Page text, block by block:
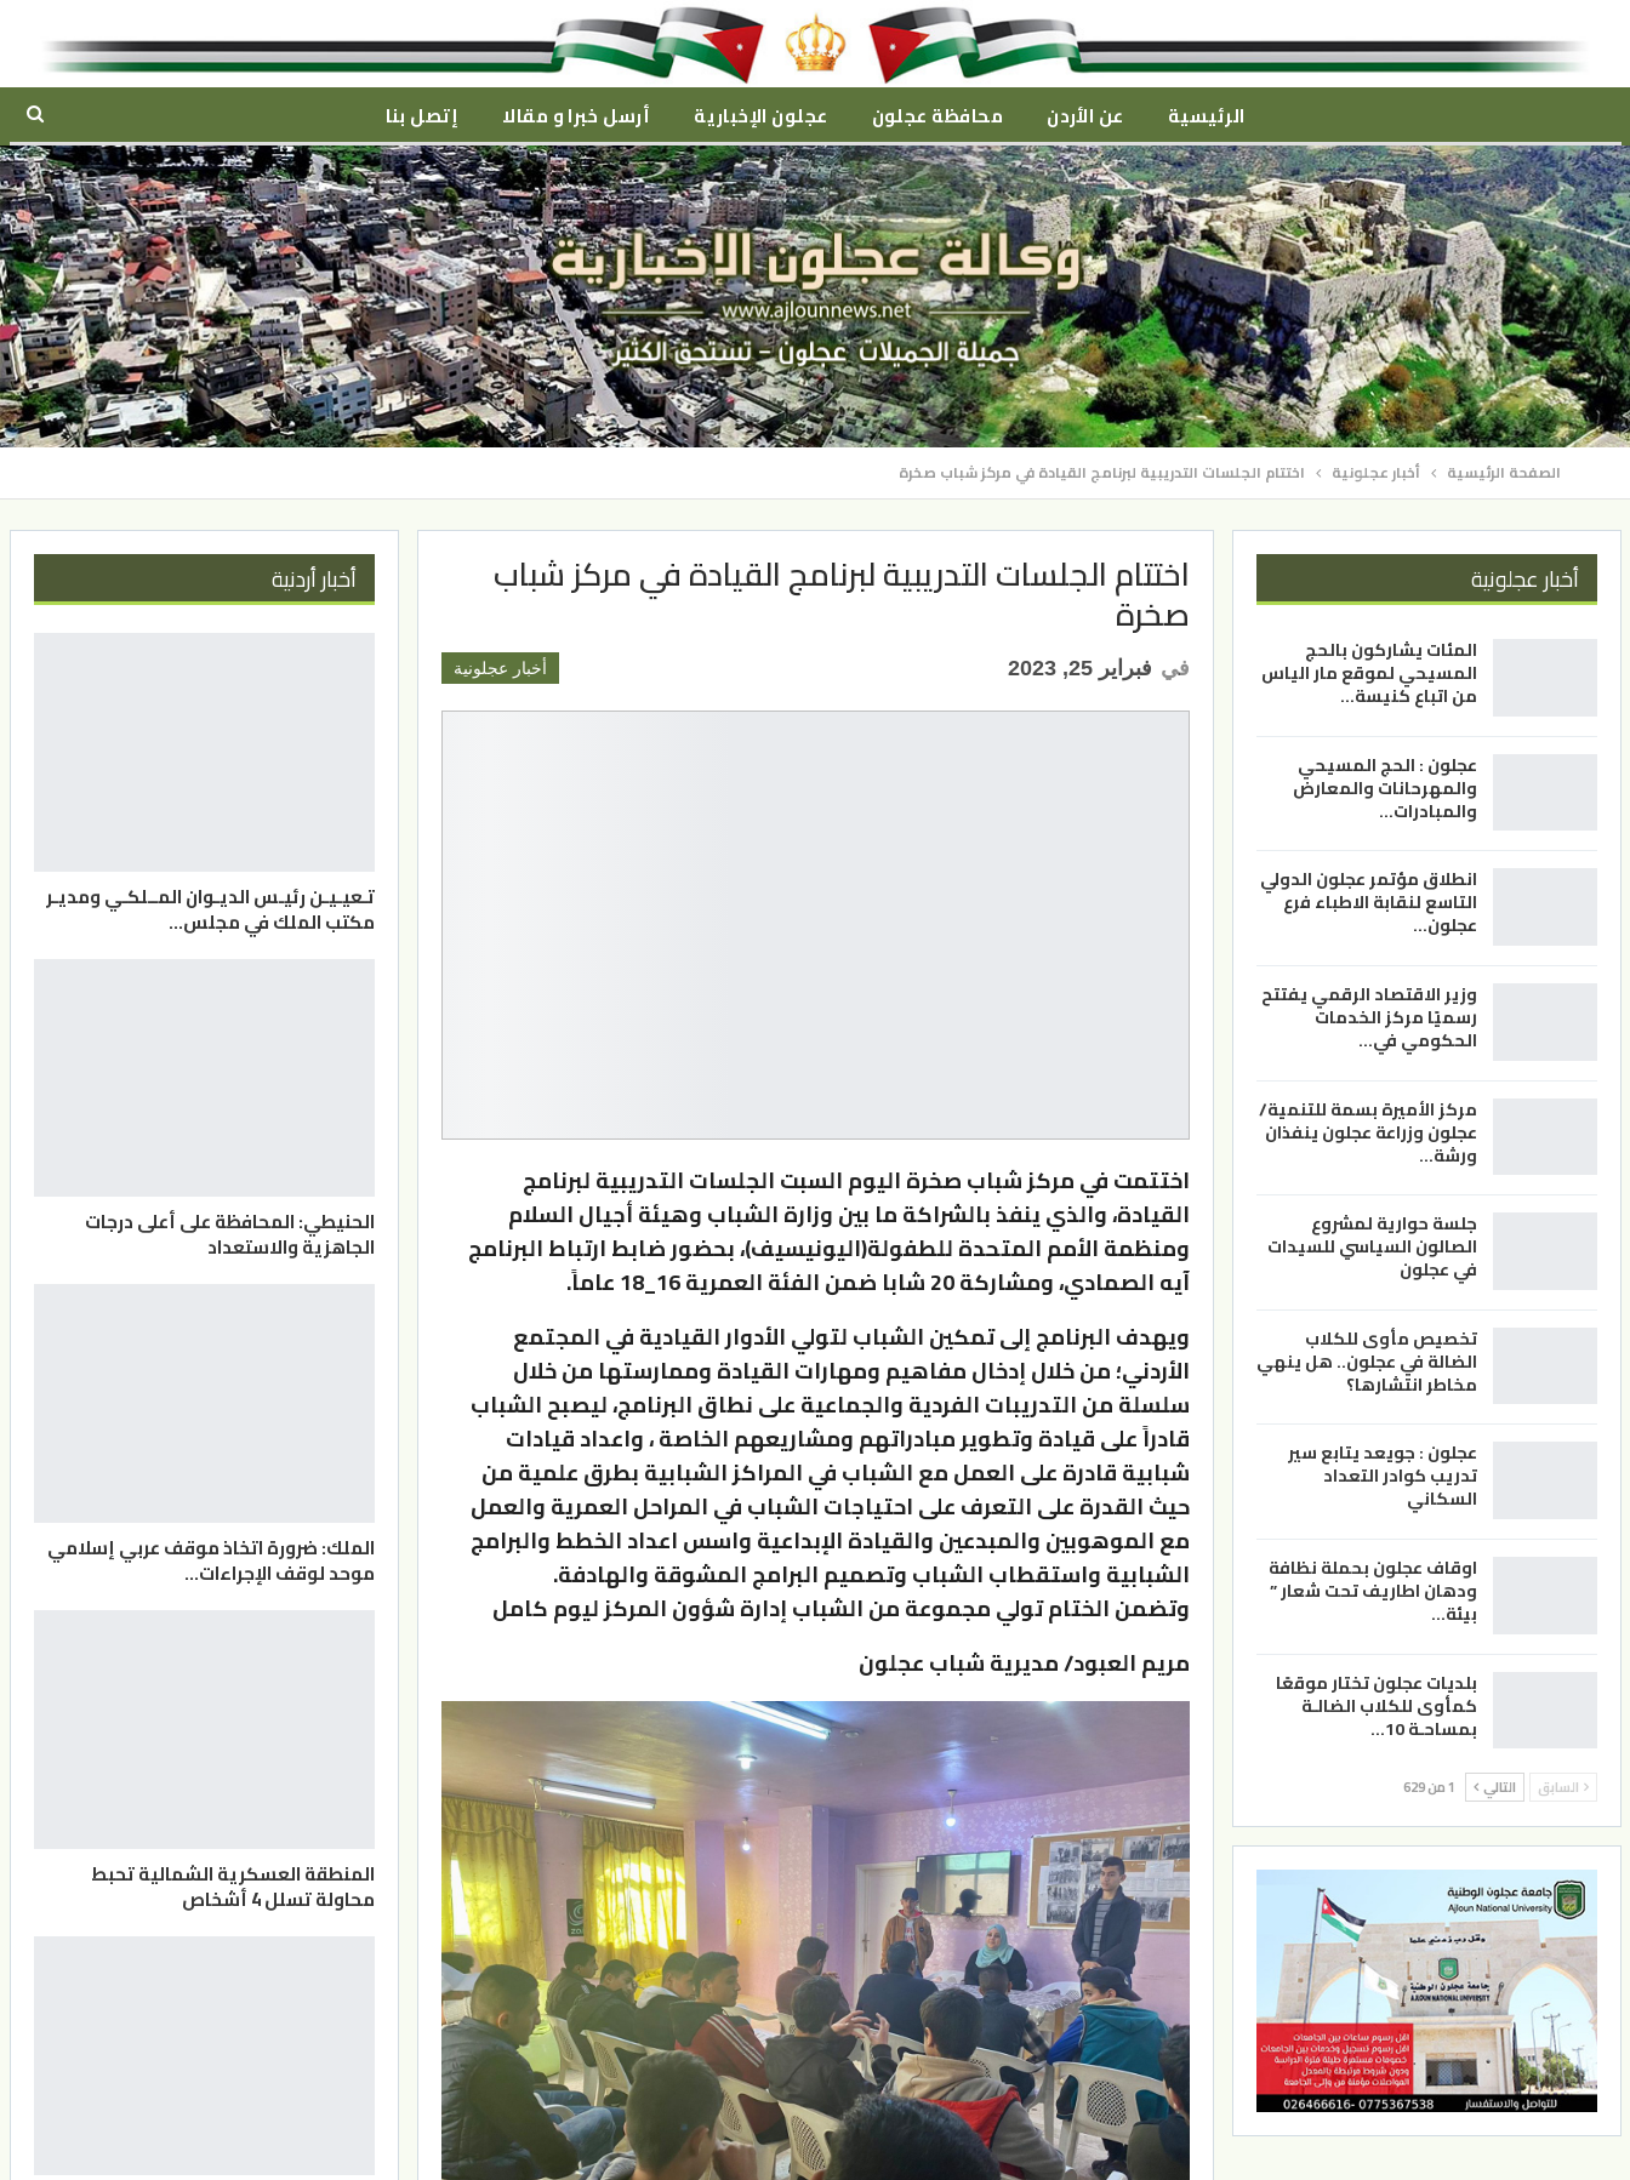
الرئيسية عن الأردن محافظة عجلون عجلون الإخبارية أرسل خبرا و مقالا إتصل بنا
الصفحة الرئيسية أخبار عجلونية اختتام الجلسات التدريبية لبرنامج القيادة في مركز شباب صخرة
اختتام الجلسات التدريبية لبرنامج القيادة في مركز شباب
صخرة
أخبار عجلونية في فبراير 25, 2023
اختتمت في مركز شباب صخرة اليوم السبت الجلسات التدريبية لبرنامج
القيادة، والذي ينفذ بالشراكة ما بين وزارة الشباب وهيئة أجيال السلام
ومنظمة الأمم المتحدة للطفولة(اليونيسيف)، بحضور ضابط ارتباط البرنامج
آيه الصمادي، ومشاركة 20 شابا ضمن الفئة العمرية 16_18 عاماً.
ويهدف البرنامج إلى تمكين الشباب لتولي الأدوار القيادية في المجتمع
الأردني؛ من خلال إدخال مفاهيم ومهارات القيادة وممارستها من خلال
سلسلة من التدريبات الفردية والجماعية على نطاق البرنامج، ليصبح الشباب
قادراً على قيادة وتطوير مبادراتهم ومشاريعهم الخاصة ، واعداد قيادات
شبابية قادرة على العمل مع الشباب في المراكز الشبابية بطرق علمية من
حيث القدرة على التعرف على احتياجات الشباب في المراحل العمرية والعمل
مع الموهوبين والمبدعين والقيادة الإبداعية واسس اعداد الخطط والبرامج
الشبابية واستقطاب الشباب وتصميم البرامج المشوقة والهادفة.
وتضمن الختام تولي مجموعة من الشباب إدارة شؤون المركز ليوم كامل
مريم العبود/ مديرية شباب عجلون
أخبار عجلونية
المئات يشاركون بالحج
المسيحي لموقع مار الياس
من اتباع كنيسة…
عجلون : الحج المسيحي
والمهرحانات والمعارض
والمبادرات…
انطلاق مؤتمر عجلون الدولي
التاسع لنقابة الاطباء فرع
عجلون…
وزير الاقتصاد الرقمي يفتتح
رسميًا مركز الخدمات
الحكومي في…
مركز الأميرة بسمة للتنمية/
عجلون وزراعة عجلون ينفذان
ورشة…
جلسة حوارية لمشروع
الصالون السياسي للسيدات
في عجلون
تخصيص مأوى للكلاب
الضالة في عجلون.. هل ينهي
مخاطر انتشارها؟
عجلون : جويعد يتابع سير
تدريب كوادر التعداد
السكاني
اوقاف عجلون بحملة نظافة
ودهان اطاريف تحت شعار ”
بيئة…
بلديات عجلون تختار موقعًا
كمأوى للكلاب الضالـة
بمساحـة 10…
السابق التالي 1 من 629
أخبار أردنية
تـعيـيـن رئيـس الديـوان المــلكـي ومديـر
مكتب الملك في مجلس…
الحنيطي: المحافظة على أعلى درجات
الجاهزية والاستعداد
الملك: ضرورة اتخاذ موقف عربي إسلامي
موحد لوقف الإجراءات…
المنطقة العسكرية الشمالية تحبط
محاولة تسلل 4 أشخاص